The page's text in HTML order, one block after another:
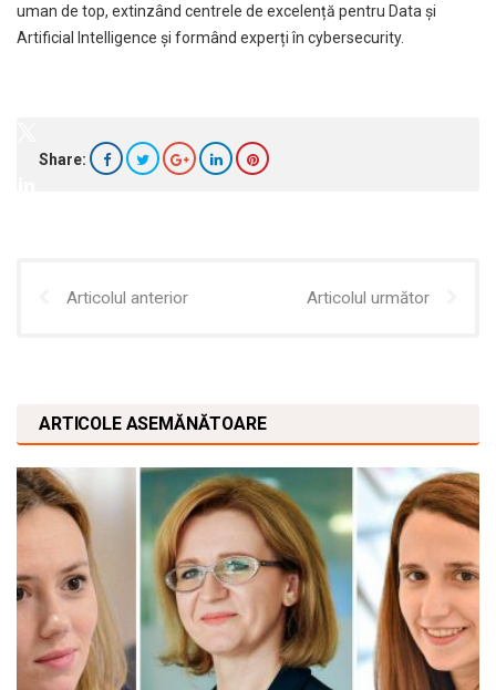
uman de top, extinzând centrele de excelență pentru Data și
Artificial Intelligence și formând experți în cybersecurity.
Share:
Articolul anterior Articolul următor
ARTICOLE ASEMĂNĂTOARE